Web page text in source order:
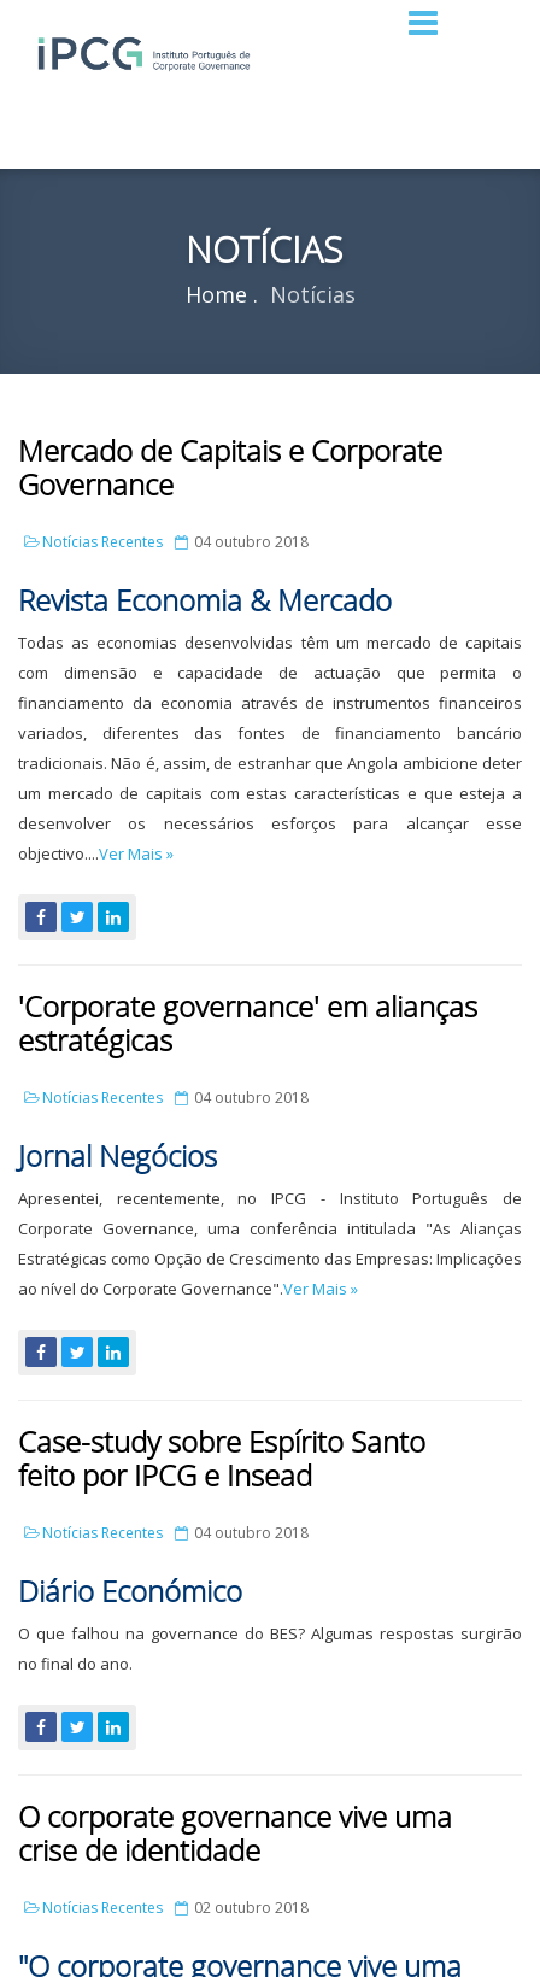
NOTÍCIAS
Home Notícias
Mercado de Capitais e Corporate
Governance
Notícias Recentes 04 outubro 2018
Revista Economia & Mercado
Todas as economias desenvolvidas têm um mercado de capitais
com dimensão e capacidade de actuação que permita o
financiamento da economia através de instrumentos financeiros
variados, diferentes das fontes de financiamento bancário
tradicionais. Não é, assim, de estranhar que Angola ambicione deter
um mercado de capitais com estas características e que esteja a
desenvolver os necessários esforços para alcançar esse
objectivo....Ver Mais »
'Corporate governance' em alianças
estratégicas
Notícias Recentes 04 outubro 2018
Jornal Negócios
Apresentei, recentemente, no IPCG - Instituto Português de
Corporate Governance, uma conferência intitulada "As Alianças
Estratégicas como Opção de Crescimento das Empresas: Implicações
ao nível do Corporate Governance".Ver Mais »
Case-study sobre Espírito Santo
feito por IPCG e Insead
Notícias Recentes 04 outubro 2018
Diário Económico
O que falhou na governance do BES? Algumas respostas surgirão
no final do ano.
O corporate governance vive uma
crise de identidade
Notícias Recentes 02 outubro 2018
"O corporate governance vive uma